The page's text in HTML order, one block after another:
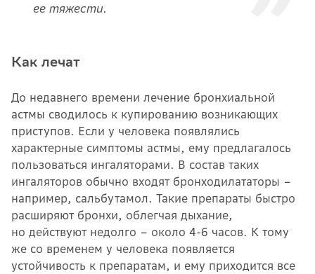
ее тяжести.
Как лечат
До недавнего времени лечение бронхиальной
астмы сводилось к купированию возникающих
приступов. Если у человека появлялись
характерные симптомы астмы, ему предлагалось
пользоваться ингаляторами. В состав таких
ингаляторов обычно входят бронходилататоры –
например, сальбутамол. Такие препараты быстро
расширяют бронхи, облегчая дыхание,
но действуют недолго – около 4-6 часов. К тому
же со временем у человека появляется
устойчивость к препаратам, и ему приходится все